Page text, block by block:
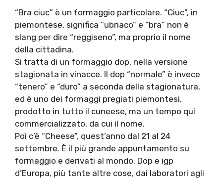
“Bra ciuc” è un formaggio particolare. “Ciuc”, in
piemontese, significa “ubriaco” e “bra” non è
slang per dire “reggiseno”, ma proprio il nome
della cittadina.
Si tratta di un formaggio dop, nella versione
stagionata in vinacce. Il dop “normale” è invece
“tenero” e “duro” a seconda della stagionatura,
ed è uno dei formaggi pregiati piemontesi,
prodotto in tutto il cuneese, ma un tempo qui
commercializzato, da cui il nome.
Poi c’è “Cheese”, quest’anno dal 21 al 24
settembre. È il più grande appuntamento su
formaggio e derivati al mondo. Dop e igp
d’Europa, più tante altre cose, dai laboratori agli